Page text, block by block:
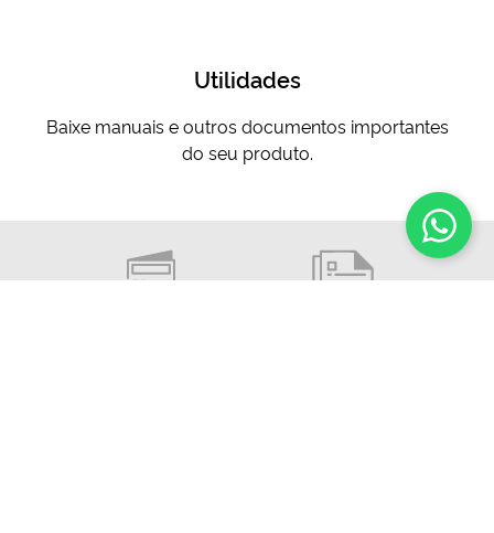
Utilidades
Baixe manuais e outros documentos importantes
do seu produto.